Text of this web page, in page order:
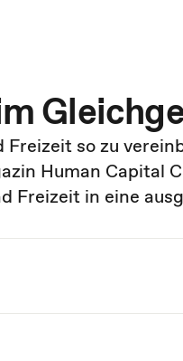
so zu
Human Capital
in eine